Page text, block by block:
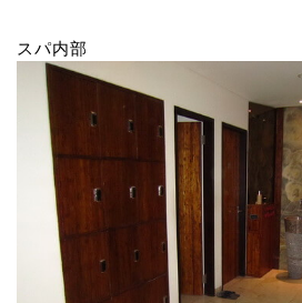
スパ内部